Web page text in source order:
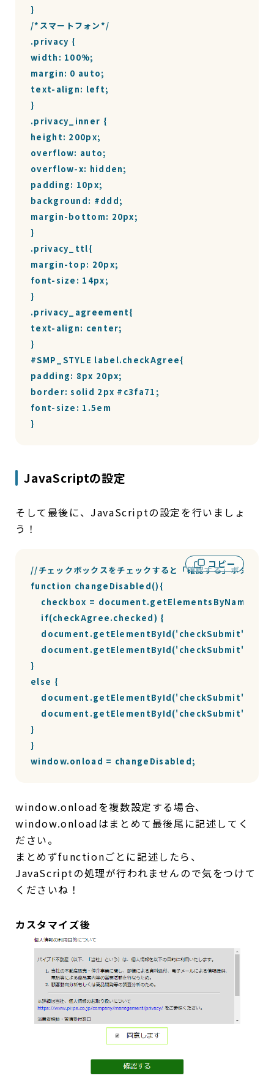
}
/*スマートフォン*/
.privacy {
width: 100%;
margin: 0 auto;
text-align: left;
}
.privacy_inner {
height: 200px;
overflow: auto;
overflow-x: hidden;
padding: 10px;
background: #ddd;
margin-bottom: 20px;
}
.privacy_ttl{
margin-top: 20px;
font-size: 14px;
}
.privacy_agreement{
text-align: center;
}
#SMP_STYLE label.checkAgree{
padding: 8px 20px;
border: solid 2px #c3fa71;
font-size: 1.5em
}
JavaScriptの設定
そして最後に、JavaScriptの設定を行いましょ
う！
コピー
//チェックボックスをチェックすると「確認する」ボタンが
function changeDisabled(){
checkbox =
    if(checkAgree.checked) {
}
else {
}
}
window.onload = changeDisabled;
window.onloadを複数設定する場合、
window.onloadはまとめて最後尾に記述してく
ださい。
まとめずfunctionごとに記述したら、
JavaScriptの処理が行われませんので気をつけて
くださいね！
カスタマイズ後